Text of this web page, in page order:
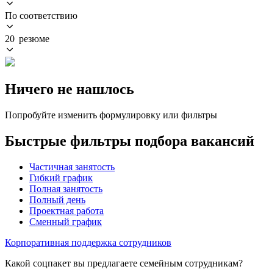
По соответствию
20 резюме
Ничего не нашлось
Попробуйте изменить формулировку или фильтры
Быстрые фильтры подбора вакансий
Частичная занятость
Гибкий график
Полная занятость
Полный день
Проектная работа
Сменный график
Корпоративная поддержка сотрудников
Какой соцпакет вы предлагаете семейным сотрудникам?